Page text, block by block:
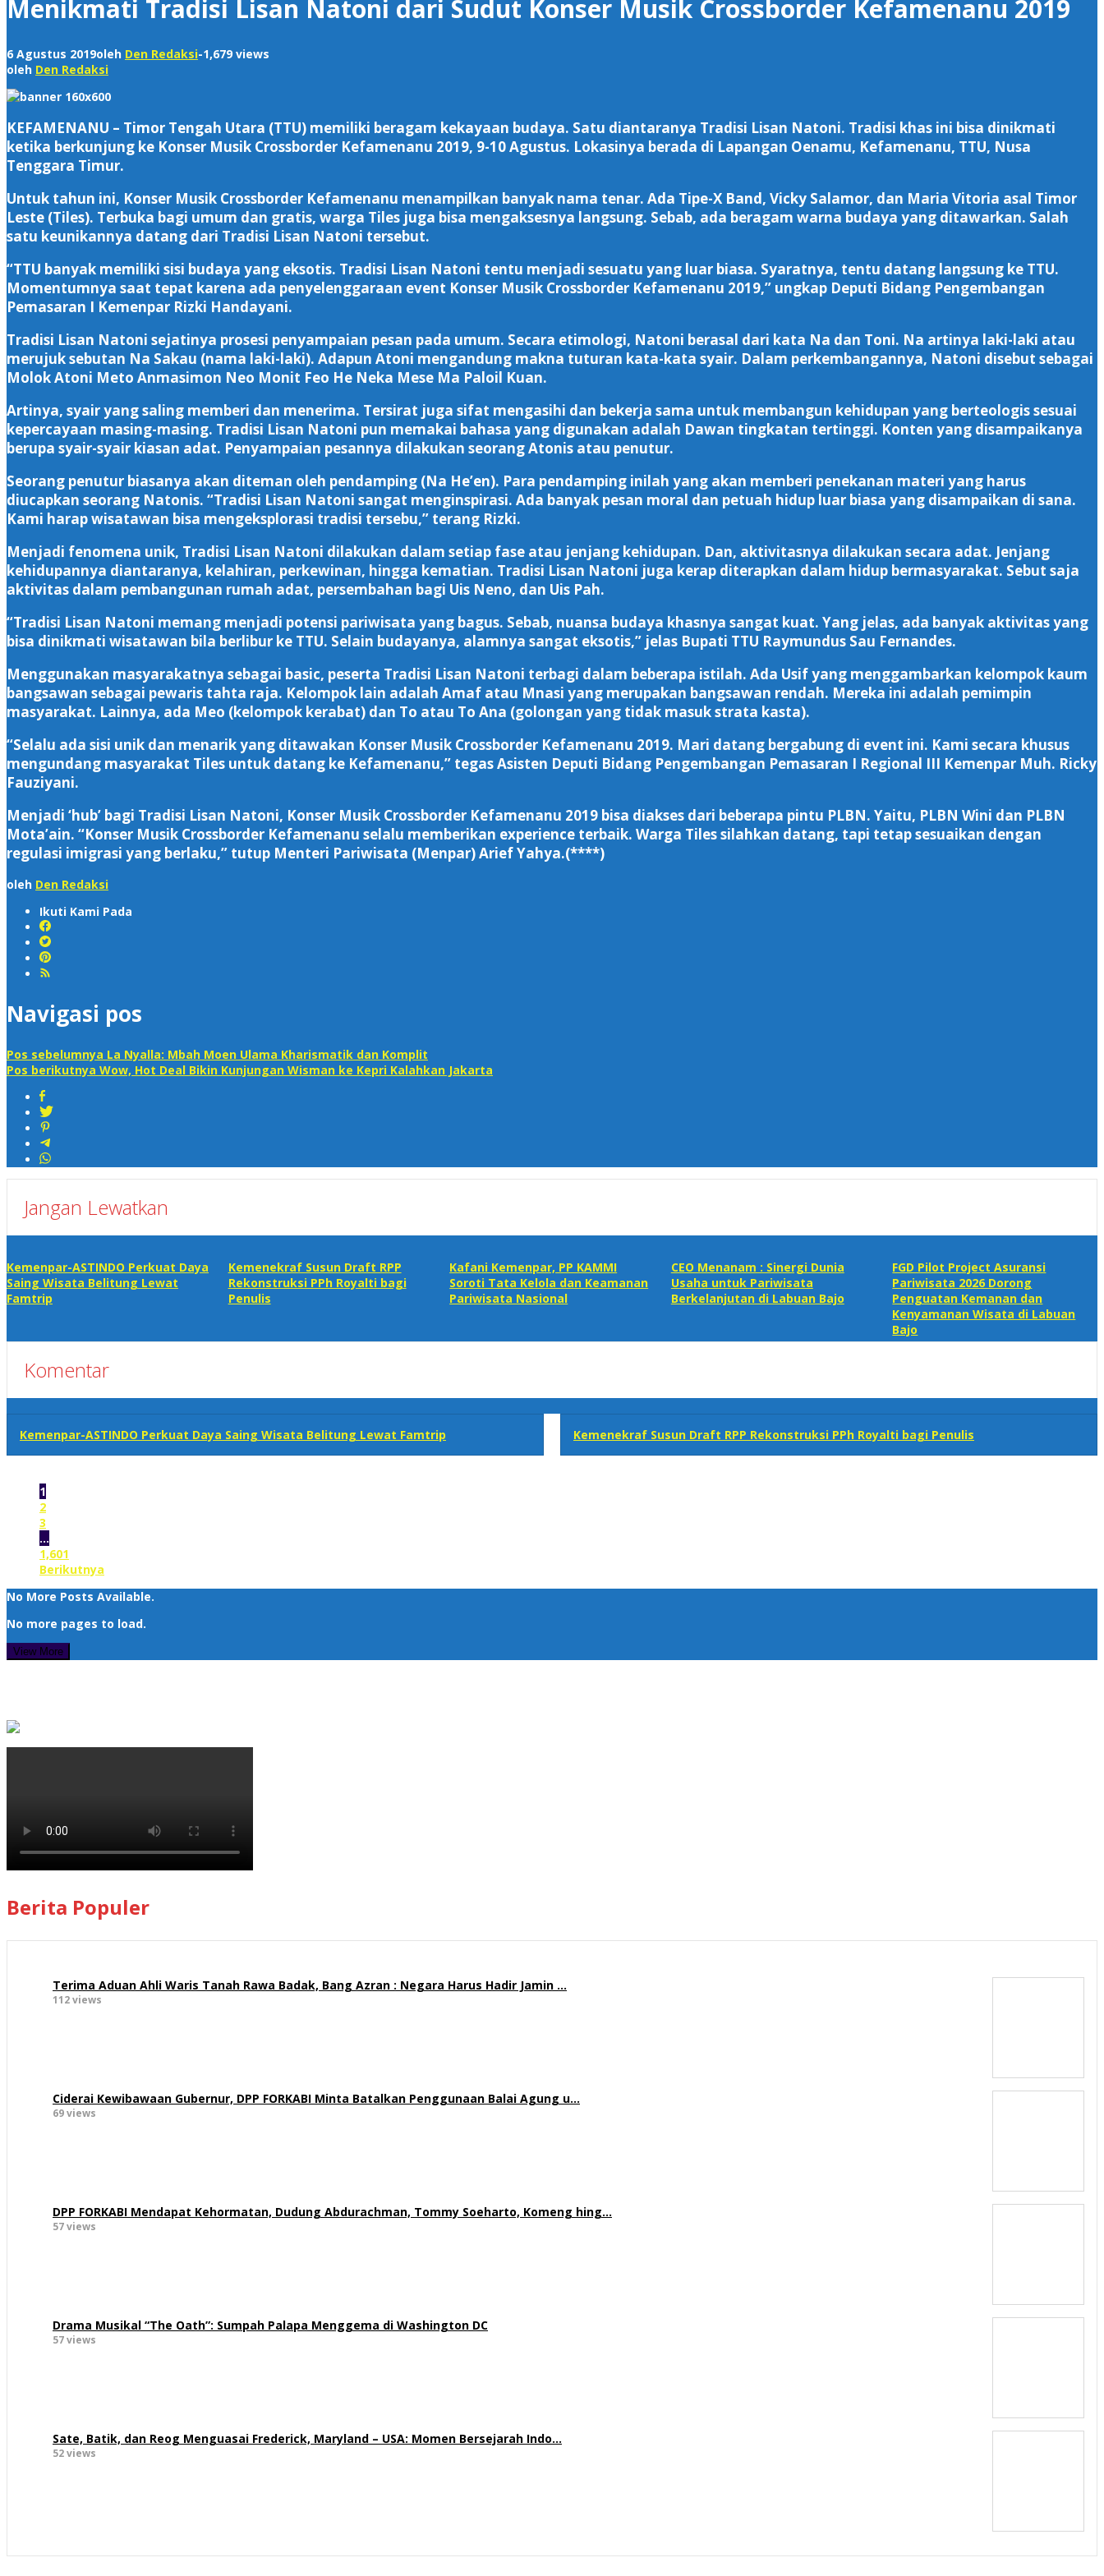
Menikmati Tradisi Lisan Natoni dari Sudut Konser Musik Crossborder Kefamenanu 2019
6 Agustus 2019oleh Den Redaksi-1,679 views
oleh Den Redaksi
KEFAMENANU – Timor Tengah Utara (TTU) memiliki beragam kekayaan budaya. Satu diantaranya Tradisi Lisan Natoni. Tradisi khas ini bisa dinikmati
ketika berkunjung ke Konser Musik Crossborder Kefamenanu 2019, 9-10 Agustus. Lokasinya berada di Lapangan Oenamu, Kefamenanu, TTU, Nusa
Tenggara Timur.
Untuk tahun ini, Konser Musik Crossborder Kefamenanu menampilkan banyak nama tenar. Ada Tipe-X Band, Vicky Salamor, dan Maria Vitoria asal Timor
Leste (Tiles). Terbuka bagi umum dan gratis, warga Tiles juga bisa mengaksesnya langsung. Sebab, ada beragam warna budaya yang ditawarkan. Salah
satu keunikannya datang dari Tradisi Lisan Natoni tersebut.
“TTU banyak memiliki sisi budaya yang eksotis. Tradisi Lisan Natoni tentu menjadi sesuatu yang luar biasa. Syaratnya, tentu datang langsung ke TTU.
Momentumnya saat tepat karena ada penyelenggaraan event Konser Musik Crossborder Kefamenanu 2019,” ungkap Deputi Bidang Pengembangan
Pemasaran I Kemenpar Rizki Handayani.
Tradisi Lisan Natoni sejatinya prosesi penyampaian pesan pada umum. Secara etimologi, Natoni berasal dari kata Na dan Toni. Na artinya laki-laki atau
merujuk sebutan Na Sakau (nama laki-laki). Adapun Atoni mengandung makna tuturan kata-kata syair. Dalam perkembangannya, Natoni disebut sebagai
Molok Atoni Meto Anmasimon Neo Monit Feo He Neka Mese Ma Paloil Kuan.
Artinya, syair yang saling memberi dan menerima. Tersirat juga sifat mengasihi dan bekerja sama untuk membangun kehidupan yang berteologis sesuai
kepercayaan masing-masing. Tradisi Lisan Natoni pun memakai bahasa yang digunakan adalah Dawan tingkatan tertinggi. Konten yang disampaikanya
berupa syair-syair kiasan adat. Penyampaian pesannya dilakukan seorang Atonis atau penutur.
Seorang penutur biasanya akan diteman oleh pendamping (Na He’en). Para pendamping inilah yang akan memberi penekanan materi yang harus
diucapkan seorang Natonis. “Tradisi Lisan Natoni sangat menginspirasi. Ada banyak pesan moral dan petuah hidup luar biasa yang disampaikan di sana.
Kami harap wisatawan bisa mengeksplorasi tradisi tersebu,” terang Rizki.
Menjadi fenomena unik, Tradisi Lisan Natoni dilakukan dalam setiap fase atau jenjang kehidupan. Dan, aktivitasnya dilakukan secara adat. Jenjang
kehidupannya diantaranya, kelahiran, perkewinan, hingga kematian. Tradisi Lisan Natoni juga kerap diterapkan dalam hidup bermasyarakat. Sebut saja
aktivitas dalam pembangunan rumah adat, persembahan bagi Uis Neno, dan Uis Pah.
“Tradisi Lisan Natoni memang menjadi potensi pariwisata yang bagus. Sebab, nuansa budaya khasnya sangat kuat. Yang jelas, ada banyak aktivitas yang
bisa dinikmati wisatawan bila berlibur ke TTU. Selain budayanya, alamnya sangat eksotis,” jelas Bupati TTU Raymundus Sau Fernandes.
Menggunakan masyarakatnya sebagai basic, peserta Tradisi Lisan Natoni terbagi dalam beberapa istilah. Ada Usif yang menggambarkan kelompok kaum
bangsawan sebagai pewaris tahta raja. Kelompok lain adalah Amaf atau Mnasi yang merupakan bangsawan rendah. Mereka ini adalah pemimpin
masyarakat. Lainnya, ada Meo (kelompok kerabat) dan To atau To Ana (golongan yang tidak masuk strata kasta).
“Selalu ada sisi unik dan menarik yang ditawakan Konser Musik Crossborder Kefamenanu 2019. Mari datang bergabung di event ini. Kami secara khusus
mengundang masyarakat Tiles untuk datang ke Kefamenanu,” tegas Asisten Deputi Bidang Pengembangan Pemasaran I Regional III Kemenpar Muh. Ricky
Fauziyani.
Menjadi ‘hub’ bagi Tradisi Lisan Natoni, Konser Musik Crossborder Kefamenanu 2019 bisa diakses dari beberapa pintu PLBN. Yaitu, PLBN Wini dan PLBN
Mota’ain. “Konser Musik Crossborder Kefamenanu selalu memberikan experience terbaik. Warga Tiles silahkan datang, tapi tetap sesuaikan dengan
regulasi imigrasi yang berlaku,” tutup Menteri Pariwisata (Menpar) Arief Yahya.(****)
oleh Den Redaksi
Ikuti Kami Pada
Navigasi pos
Pos sebelumnya La Nyalla: Mbah Moen Ulama Kharismatik dan Komplit
Pos berikutnya Wow, Hot Deal Bikin Kunjungan Wisman ke Kepri Kalahkan Jakarta
Jangan Lewatkan
Kemenpar-ASTINDO Perkuat Daya
Saing Wisata Belitung Lewat
Famtrip
Kemenekraf Susun Draft RPP
Rekonstruksi PPh Royalti bagi
Penulis
Kafani Kemenpar, PP KAMMI
Soroti Tata Kelola dan Keamanan
Pariwisata Nasional‎
CEO Menanam : Sinergi Dunia
Usaha untuk Pariwisata
Berkelanjutan di Labuan Bajo
FGD Pilot Project Asuransi
Pariwisata 2026 Dorong
Penguatan Kemanan dan
Kenyamanan Wisata di Labuan
Bajo
Komentar
Kemenpar-ASTINDO Perkuat Daya Saing Wisata Belitung Lewat Famtrip Kemenekraf Susun Draft RPP Rekonstruksi PPh Royalti bagi Penulis
1
2
3
…
1,601
Berikutnya
No More Posts Available.
No more pages to load.
View More
Berita Populer
Terima Aduan Ahli Waris Tanah Rawa Badak, Bang Azran : Negara Harus Hadir Jamin …
112 views
Ciderai Kewibawaan Gubernur, DPP FORKABI Minta Batalkan Penggunaan Balai Agung u…
69 views
DPP FORKABI Mendapat Kehormatan, Dudung Abdurachman, Tommy Soeharto, Komeng hing…
57 views
Drama Musikal “The Oath”: Sumpah Palapa Menggema di Washington DC
57 views
Sate, Batik, dan Reog Menguasai Frederick, Maryland – USA: Momen Bersejarah Indo…
52 views